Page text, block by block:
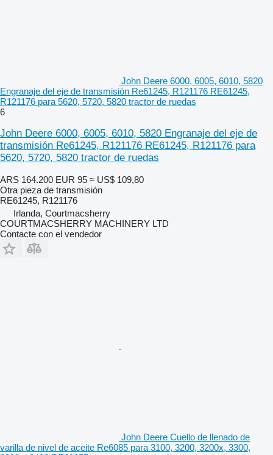
John Deere 6000, 6005, 6010, 5820
Engranaje del eje de transmisión Re61245, R121176 RE61245,
R121176 para 5620, 5720, 5820 tractor de ruedas
6
John Deere 6000, 6005, 6010, 5820 Engranaje del eje de
transmisión Re61245, R121176 RE61245, R121176 para
5620, 5720, 5820 tractor de ruedas
ARS 164.200 EUR 95 ≈ US$ 109,80
Otra pieza de transmisión
RE61245, R121176
Irlanda, Courtmacsherry
COURTMACSHERRY MACHINERY LTD
Contacte con el vendedor
John Deere Cuello de llenado de
varilla de nivel de aceite Re6085 para 3100, 3200, 3200x, 3300,